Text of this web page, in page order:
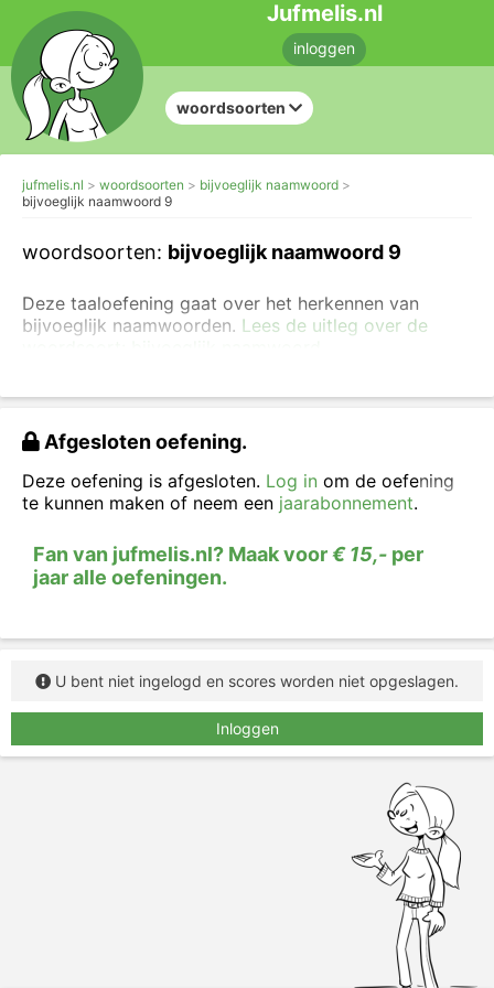
Jufmelis.nl
inloggen
woordsoorten
jufmelis.nl woordsoorten
bijvoeglijk naamwoord
bijvoeglijk naamwoord 9
woordsoorten: bijvoeglijk naamwoord 9
Deze taaloefening gaat over het herkennen van
bijvoeglijk naamwoorden. Lees de uitleg over de
Klik op de bijvoeglijk naamwoorden. Pas als je alles
goed hebt, worden alle woorden groen.
Afgesloten oefening.
Deze oefening is afgesloten. Log in om de oefening
te kunnen maken of neem een jaarabonnement.
Fan van jufmelis.nl? Maak voor€ 15,- per
jaar alle oefeningen.
U bent niet ingelogd en scores worden niet opgeslagen.
Inloggen